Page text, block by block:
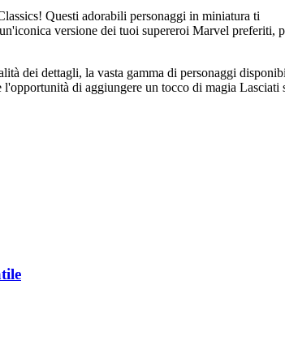
Questi adorabili personaggi in miniatura ti
versione dei tuoi supereroi Marvel preferiti,
dei dettagli, la vasta gamma di personaggi
di aggiungere un tocco di magia Lasciati